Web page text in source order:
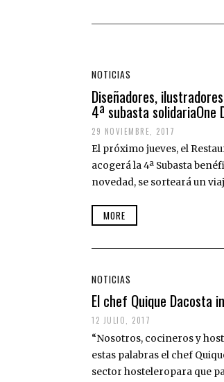
NOTICIAS
Diseñadores,
4ª subasta solidariaOne
29 NOVIEMBRE, 2017
El próximo jueves, el
acogerá la 4ª Subasta
novedad, se sorteará un
MORE
NOTICIAS
El chef Quique Dacosta
12 JULIO, 2017
“Nosotros, cocineros y
estas palabras el chef
sector hosteleropara que